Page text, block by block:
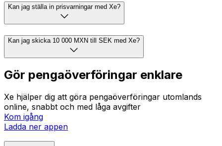
Kan jag ställa in prisvarningar med Xe?
Kan jag skicka 10 000 MXN till SEK med Xe?
Gör pengaöverföringar enklare
Xe hjälper dig att göra pengaöverföringar utomlands
online, snabbt och med låga avgifter
Kom igång
Ladda ner appen